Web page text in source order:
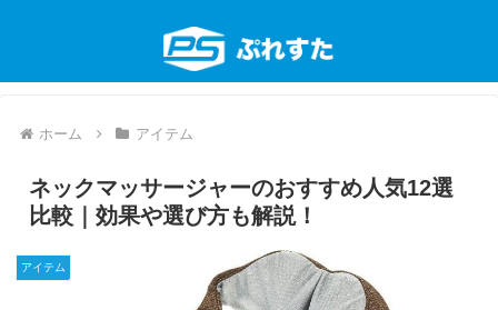
ホーム アイテム
ネックマッサージャーのおすすめ人気12選
比較｜効果や選び方も解説！
アイテム